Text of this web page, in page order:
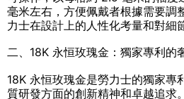
毫米左右，方便佩戴者根據需要調
力士在設計上的人性化考量和對細
二、18K 永恒玫瑰金：獨家專利的
18K 永恒玫瑰金是勞力士的獨家專
質研發方面的創新精神和卓越追求